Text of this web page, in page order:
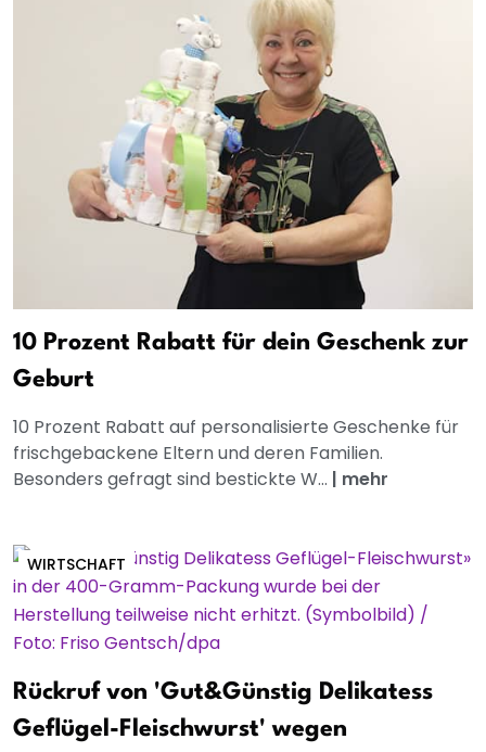
10 Prozent Rabatt für dein Geschenk zur
Geburt
10 Prozent Rabatt auf personalisierte Geschenke für
frischgebackene Eltern und deren Familien.
Besonders gefragt sind bestickte W... | mehr
WIRTSCHAFT
Rückruf von 'Gut&Günstig Delikatess
Geflügel-Fleischwurst' wegen